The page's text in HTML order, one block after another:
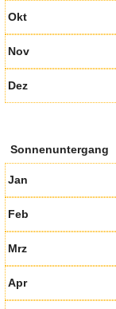
Okt
Nov
Dez
Sonnenuntergang
Jan
Feb
Mrz
Apr